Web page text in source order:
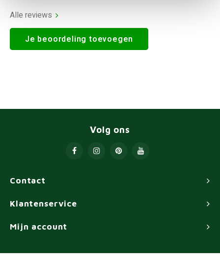
Alle reviews
Je beoordeling toevoegen
Contact
Volg ons
Klantenservice
Mijn account